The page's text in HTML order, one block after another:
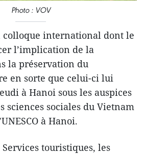
Photo : VOV
colloque international dont le
l’implication de la
la préservation du
en sorte que celui-ci lui
à Hanoi sous les auspices
sciences sociales du Vietnam
à Hanoi.
touristiques, les